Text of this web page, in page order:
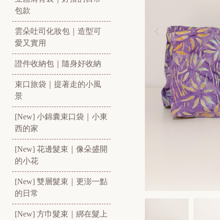
包款
雲朵吐司化妝包｜造型可
愛又實用
證件收納包｜隨身好收納
束口旅袋｜提著走的小風
景
[New] 小錦囊束口袋｜小東
西的家
[New] 花邊髮束｜像朵盛開
的小花
[New] 雙層髮束｜更澎一點
的日常
[New] 方巾髮束｜綁在髮上